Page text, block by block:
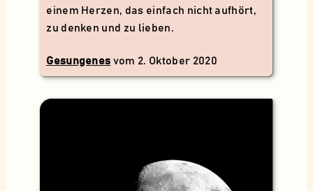
einem Herzen, das einfach nicht aufhört,
zu denken und zu lieben.
Gesungenes vom 2. Oktober 2020